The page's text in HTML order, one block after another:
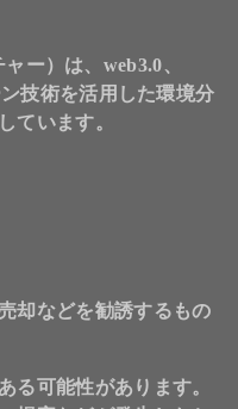
ー）は、web3.0、
技術を活用した環境分
ています。
却などを勧誘するもの
る可能性があります。